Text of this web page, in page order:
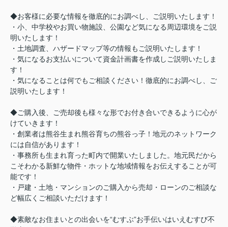
◆お客様に必要な情報を徹底的にお調べし、ご説明いたします！
・小、中学校やお買い物施設、公園など気になる周辺環境をご説
明いたします！
・土地調査、ハザードマップ等の情報もご説明いたします！
・気になるお支払いについて資金計画書を作成しご説明いたしま
す！
・気になることは何でもご相談ください！徹底的にお調べし、ご
説明いたします！
◆ご購入後、ご売却後も様々な形でお付き合いできるように心が
けていきます！
・創業者は熊谷生まれ熊谷育ちの熊谷っ子！地元のネットワーク
には自信があります！
・事務所も生まれ育った町内で開業いたしました。地元民だから
こそわかる新鮮な物件・ホットな地域情報をお伝えすることが可
能です！
・戸建・土地・マンションのご購入から売却・ローンのご相談な
ど幅広くご相談いただけます！
◆素敵なお住まいとの出会いを“むすぶ”お手伝いはいえむすび不